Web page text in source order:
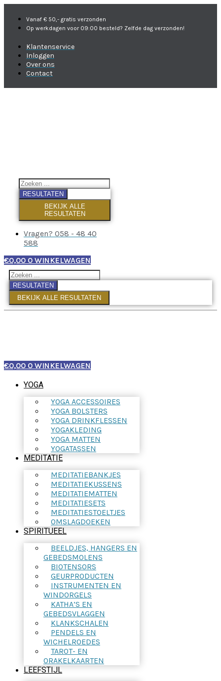
Vanaf € 50,- gratis verzonden
Op werkdagen voor 09:00 besteld? Zelfde dag verzonden!
Klantenservice
Inloggen
Over ons
Contact
RESULTATEN
BEKIJK ALLE
RESULTATEN
Vragen? 058 - 48 40
588
€0,00 0 WINKELWAGEN
RESULTATEN
BEKIJK ALLE RESULTATEN
€0,00 0 WINKELWAGEN
YOGA
YOGA ACCESSOIRES
YOGA BOLSTERS
YOGA DRINKFLESSEN
YOGAKLEDING
YOGA MATTEN
YOGATASSEN
MEDITATIE
MEDITATIEBANKJES
MEDITATIEKUSSENS
MEDITATIEMATTEN
MEDITATIESETS
MEDITATIESTOELTJES
OMSLAGDOEKEN
SPIRITUEEL
BEELDJES, HANGERS EN
GEBEDSMOLENS
BIOTENSORS
GEURPRODUCTEN
INSTRUMENTEN EN
WINDORGELS
KATHA’S EN
GEBEDSVLAGGEN
KLANKSCHALEN
PENDELS EN
WICHELROEDES
TAROT- EN
ORAKELKAARTEN
LEEFSTIJL